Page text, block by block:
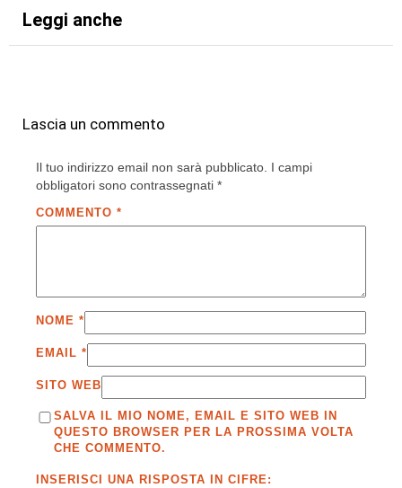
Leggi anche
Lascia un commento
Il tuo indirizzo email non sarà pubblicato. I campi
obbligatori sono contrassegnati *
COMMENTO *
NOME *
EMAIL *
SITO WEB
SALVA IL MIO NOME, EMAIL E SITO WEB IN
QUESTO BROWSER PER LA PROSSIMA VOLTA
CHE COMMENTO.
INSERISCI UNA RISPOSTA IN CIFRE: